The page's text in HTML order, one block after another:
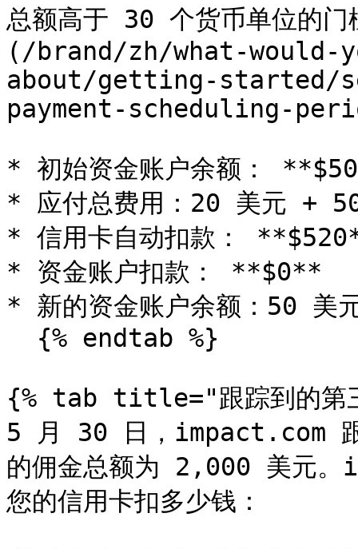
总额高于 30 个货币单位的
(/brand/zh/what-
about/getting-started/
payment-scheduling-
* 初始资金账户余额：
* 应付总费用：20 美元 +
* 信用卡自动扣款：
* 资金账户扣款： **$0**
* 新的资金账户余额：50
{% tab title="跟踪到的第
5 月 30 日，impact.com 跟
的佣金总额为 2,000 美元。
您的信用卡扣多少钱：